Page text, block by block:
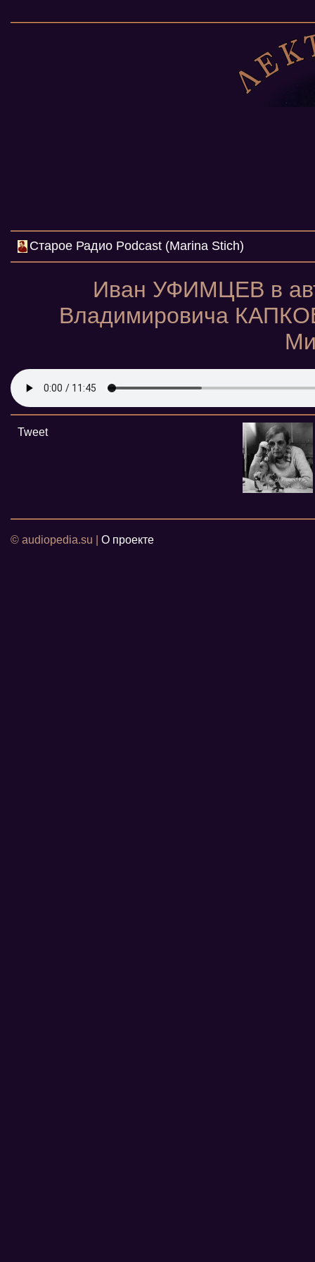
Cтарое Радио Podcast (Marina Stich)
Иван УФИМЦЕВ в
Владимировича
Tweet
© audiopedia.su | О проекте